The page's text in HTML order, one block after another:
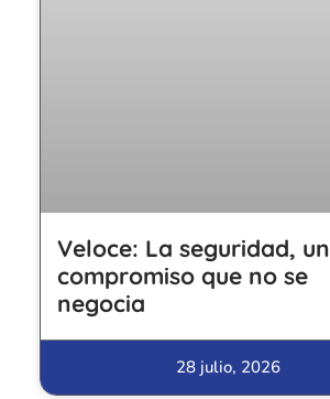
Veloce: La seguridad, un
compromiso que no se
negocia
28 julio, 2026